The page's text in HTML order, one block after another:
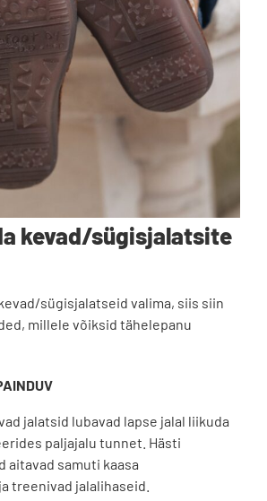
kevad/sügisjalatsite
sügisjalatseid valima, siis siin
millele võiksid tähelepanu
jalatsid lubavad lapse jalal liikuda
paljajalu tunnet. Hästi
aitavad samuti kaasa
treenivad jalalihaseid.